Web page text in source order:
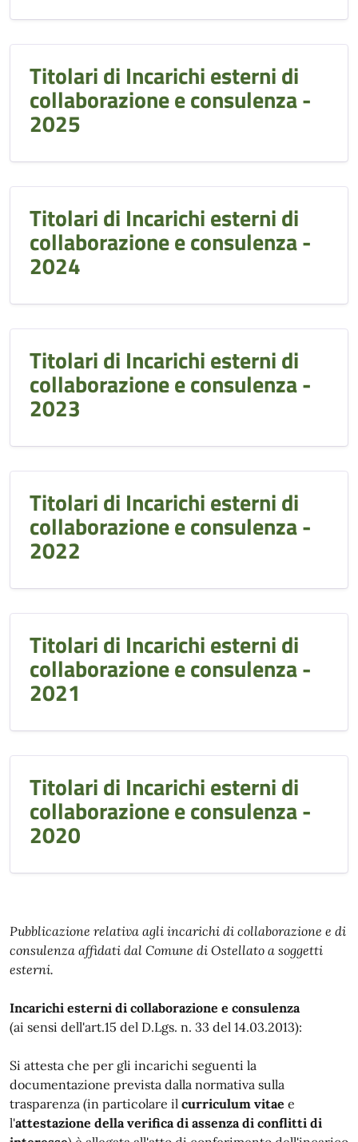
Titolari di Incarichi esterni di
collaborazione e consulenza -
2025
Titolari di Incarichi esterni di
collaborazione e consulenza -
2024
Titolari di Incarichi esterni di
collaborazione e consulenza -
2023
Titolari di Incarichi esterni di
collaborazione e consulenza -
2022
Titolari di Incarichi esterni di
collaborazione e consulenza -
2021
Titolari di Incarichi esterni di
collaborazione e consulenza -
2020
Pubblicazione relativa agli incarichi di collaborazione e di
consulenza affidati dal Comune di Ostellato a soggetti
esterni.
Incarichi esterni di collaborazione e consulenza
(ai sensi dell'art.15 del D.Lgs. n. 33 del 14.03.2013):
Si attesta che per gli incarichi seguenti la
documentazione prevista dalla normativa sulla
trasparenza (in particolare il curriculum vitae e
l'attestazione della verifica di assenza di conflitti di